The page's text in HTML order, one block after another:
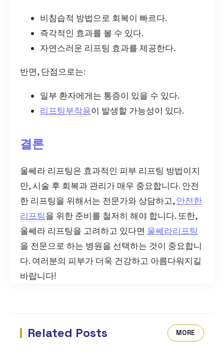
비침습적 방법으로 회복이 빠르다.
즉각적인 효과를 볼 수 있다.
자연스러운 리프팅 효과를 제공한다.
반면, 단점으로는:
일부 환자에게는 통증이 있을 수 있다.
리프팅부작용이 발생할 가능성이 있다.
결론
울쎄라 리프팅은 효과적인 피부 리프팅 방법이지
만, 시술 후 회복과 관리가 매우 중요합니다. 안전
한 리프팅을 위해서는 전문가와 상담하고, 안전한
리프팅을 위한 준비를 철저히 해야 합니다. 또한,
울쎄라 리프팅을 고려하고 있다면 울쎄라리프팅
을 전문으로 하는 병원을 선택하는 것이 중요합니
다. 여러분의 피부가 더욱 건강하고 아름다워지길
바랍니다!
Related Posts MORE